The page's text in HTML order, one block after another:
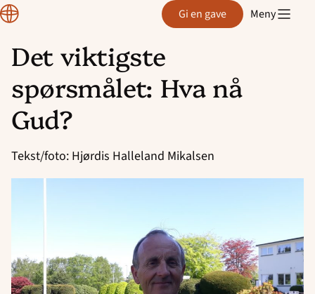
Hopp
innhold
Region
Rogaland Gi en gave Meny
Det viktigste
spørsmålet: Hva nå
Gud?
Tekst/foto: Hjørdis Halleland Mikalsen